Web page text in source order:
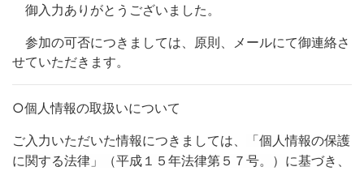
御入力ありがとうございました。
参加の可否につきましては、原則、メールにて御連絡さ
せていただきます。
○個人情報の取扱いについて
ご入力いただいた情報につきましては、
「個人情報の保護
に関する法律」（平成１５年法律第５７号。） に基づき、